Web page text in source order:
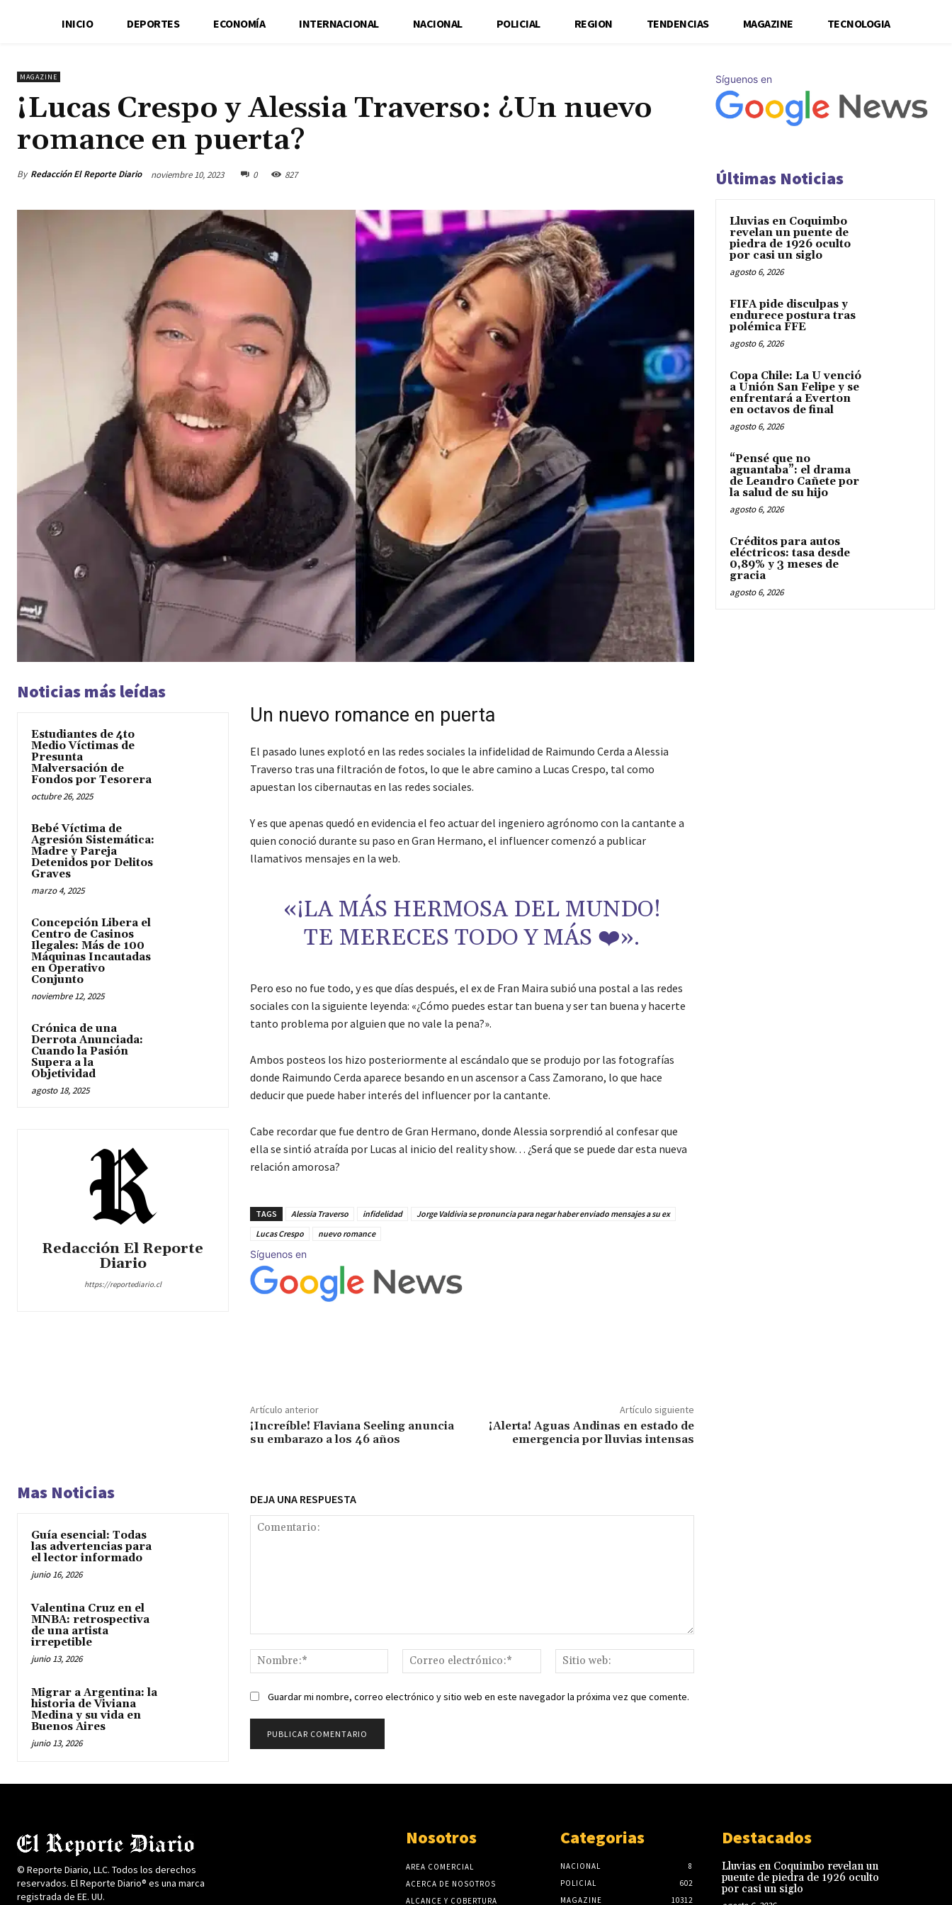
INICIO DEPORTES ECONOMÍA INTERNACIONAL NACIONAL POLICIAL REGION TENDENCIAS MAGAZINE TECNOLOGIA
MAGAZINE
¡Lucas Crespo y Alessia Traverso: ¿Un nuevo
romance en puerta?
By Redacción El Reporte Diario noviembre 10, 2023 0 827
Noticias más leídas
Estudiantes de 4to
Medio Víctimas de
Presunta
Malversación de
Fondos por Tesorera
octubre 26, 2025
Bebé Víctima de
Agresión Sistemática:
Madre y Pareja
Detenidos por Delitos
Graves
marzo 4, 2025
Concepción Libera el
Centro de Casinos
Ilegales: Más de 100
Máquinas Incautadas
en Operativo
Conjunto
noviembre 12, 2025
Crónica de una
Derrota Anunciada:
Cuando la Pasión
Supera a la
Objetividad
agosto 18, 2025
Redacción El Reporte
Diario
https://reportediario.cl
Un nuevo romance en puerta
El pasado lunes explotó en las redes sociales la infidelidad de Raimundo Cerda a Alessia
Traverso tras una filtración de fotos, lo que le abre camino a Lucas Crespo, tal como
apuestan los cibernautas en las redes sociales.
Y es que apenas quedó en evidencia el feo actuar del ingeniero agrónomo con la cantante a
quien conoció durante su paso en Gran Hermano, el influencer comenzó a publicar
llamativos mensajes en la web.
«¡LA MÁS HERMOSA DEL MUNDO!
TE MERECES TODO Y MÁS ❤️».
Pero eso no fue todo, y es que días después, el ex de Fran Maira subió una postal a las redes
sociales con la siguiente leyenda: «¿Cómo puedes estar tan buena y ser tan buena y hacerte
tanto problema por alguien que no vale la pena?».
Ambos posteos los hizo posteriormente al escándalo que se produjo por las fotografías
donde Raimundo Cerda aparece besando en un ascensor a Cass Zamorano, lo que hace
deducir que puede haber interés del influencer por la cantante.
Cabe recordar que fue dentro de Gran Hermano, donde Alessia sorprendió al confesar que
ella se sintió atraída por Lucas al inicio del reality show… ¿Será que se puede dar esta nueva
relación amorosa?
TAGS Alessia Traverso infidelidad
Jorge Valdivia se pronuncia para negar haber enviado mensajes a su ex
Lucas Crespo
nuevo romance
Síguenos en
Artículo anterior
¡Increíble! Flaviana Seeling anuncia
su embarazo a los 46 años
Artículo siguiente
¡Alerta! Aguas Andinas en estado de
emergencia por lluvias intensas
Mas Noticias
Guía esencial: Todas
las advertencias para
el lector informado
junio 16, 2026
Valentina Cruz en el
MNBA: retrospectiva
de una artista
irrepetible
junio 13, 2026
Migrar a Argentina: la
historia de Viviana
Medina y su vida en
Buenos Aires
junio 13, 2026
DEJA UNA RESPUESTA
Nombre:*
Correo
electrónico:*
web:
Guardar mi nombre, correo electrónico y sitio web en este navegador la próxima vez que comente.
Síguenos en
Últimas Noticias
Lluvias en Coquimbo
revelan un puente de
piedra de 1926 oculto
por casi un siglo
agosto 6, 2026
FIFA pide disculpas y
endurece postura tras
polémica FFE
agosto 6, 2026
Copa Chile: La U venció
a Unión San Felipe y se
enfrentará a Everton
en octavos de final
agosto 6, 2026
“Pensé que no
aguantaba”: el drama
de Leandro Cañete por
la salud de su hijo
agosto 6, 2026
Créditos para autos
eléctricos: tasa desde
0,89% y 3 meses de
gracia
agosto 6, 2026
© Reporte Diario, LLC. Todos los derechos
reservados. El Reporte Diario® es una marca
registrada de EE. UU.
Nosotros
AREA COMERCIAL
ACERCA DE NOSOTROS
ALCANCE Y COBERTURA
Categorias
NACIONAL
8
POLICIAL
602
MAGAZINE
10312
Destacados
Lluvias en Coquimbo revelan un
puente de piedra de 1926 oculto
por casi un siglo